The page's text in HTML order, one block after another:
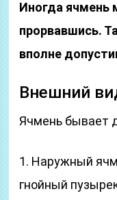
Иногда ячмень
прорвавшись.
вполне
Внешний
Ячмень бывает
1. Наружный
гнойный